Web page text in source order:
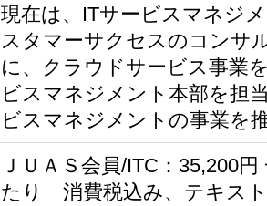
現在は、ITサービスマネジ
スタマーサクセスのコンサ
に、クラウドサービス事業
ビスマネジメント本部を担
ビスマネジメントの事業を
ＪＵＡＳ会員/ITC：35,200
たり 消費税込み、テキス